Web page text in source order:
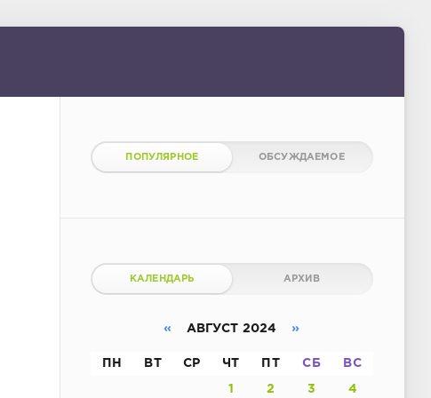
ПОПУЛЯРНОЕ ОБСУЖДАЕМОЕ
КАЛЕНДАРЬ АРХИВ
« АВГУСТ 2024 »
ПН ВТ СР ЧТ ПТ СБ ВС
1 2 3 4